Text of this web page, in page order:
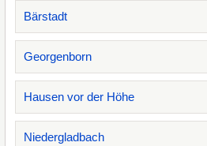
Bärstadt
Georgenborn
Hausen vor der Höhe
Niedergladbach